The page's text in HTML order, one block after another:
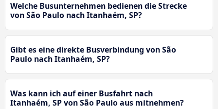
Welche Busunternehmen bedienen die Strecke
von São Paulo nach Itanhaém, SP?
Gibt es eine direkte Busverbindung von São
Paulo nach Itanhaém, SP?
Was kann ich auf einer Busfahrt nach
Itanhaém, SP von São Paulo aus mitnehmen?